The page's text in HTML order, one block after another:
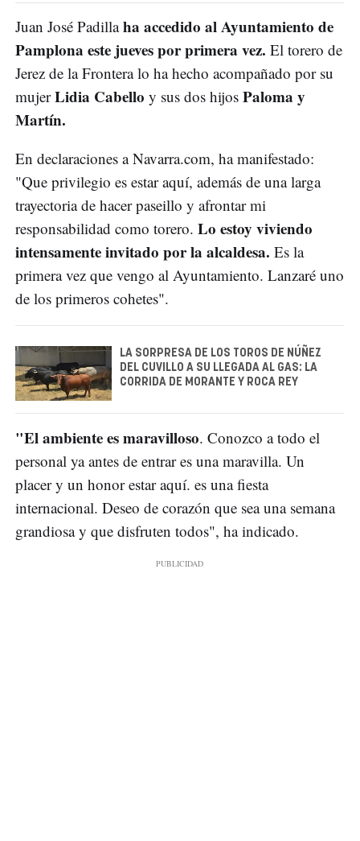
Juan José Padillaha accedido al Ayuntamiento de
Pamplona este jueves por primera vez. El torero de
Jerez de la Frontera lo ha hecho acompañado por su
mujerLidia Cabello y sus dos hijos Paloma y
Martín.
En declaraciones a Navarra.com, ha manifestado:
"Que privilegio es estar aquí, además de una larga
trayectoria de hacer paseillo y afrontar mi
responsabilidad como torero. Lo estoy viviendo
intensamente invitado por la alcaldesa. Es la
primera vez que vengo al Ayuntamiento. Lanzaré uno
de los primeros cohetes".
LA SORPRESA DE LOS TOROS DE NÚÑEZ
DEL CUVILLO A SU LLEGADA AL GAS: LA
CORRIDA DE MORANTE Y ROCA REY
"El ambiente es maravilloso. Conozco a todo el
personal ya antes de entrar es una maravilla. Un
placer y un honor estar aquí. es una fiesta
internacional. Deseo de corazón que sea una semana
grandiosa y que disfruten todos", ha indicado.